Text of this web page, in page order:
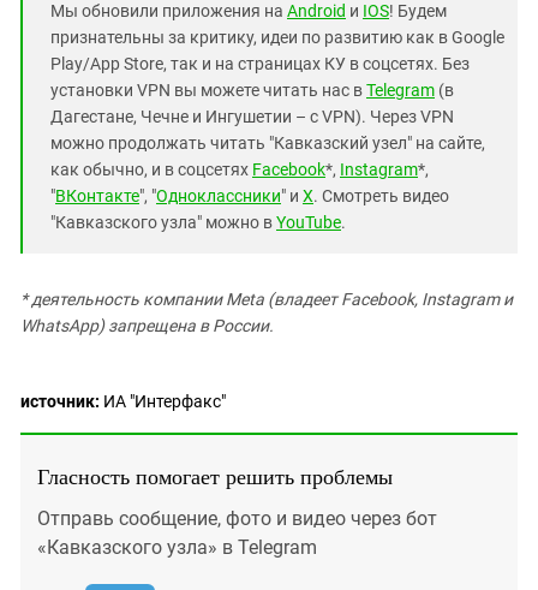
Чечня
Южная Осетия
Южный Кавказ
ЮФО
Мы обновили приложения на Android и IOS! Будем
признательны за критику, идеи по развитию как в Google
Play/App Store, так и на страницах КУ в соцсетях. Без
установки VPN вы можете читать нас вTelegram (в
Дагестане, Чечне и Ингушетии – с VPN). Через VPN
можно продолжать читать "Кавказский узел" на сайте,
как обычно, и в соцсетях Facebook*, Instagram*,
"ВКонтакте", "Одноклассники" и X. Смотреть видео
"Кавказского узла" можно вYouTube.
* деятельность компании Meta (владеет Facebook, Instagram и
WhatsApp) запрещена в России.
источник: ИА "Интерфакс"
Гласность помогает решить проблемы
Отправь сообщение, фото и видео через бот
«Кавказского узла» в Telegram